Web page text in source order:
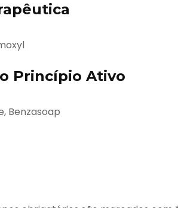
Princípio Ativo
Benzasoap